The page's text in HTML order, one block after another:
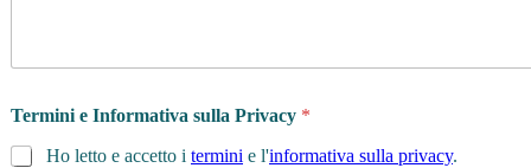
Termini e Informativa sulla Privacy *
Ho letto e accetto i termini e l'informativa sulla privacy.